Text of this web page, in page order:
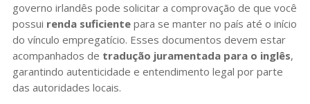
governo irlandês pode solicitar a comprovação de que você
possui renda suficientepara se manter no país até o início
do vínculo empregatício. Esses documentos devem estar
acompanhados de tradução juramentada para o inglês,
garantindo autenticidade e entendimento legal por parte
das autoridades locais.